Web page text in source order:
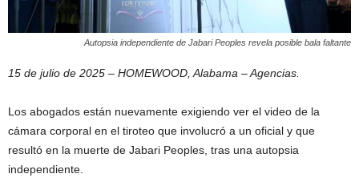
Autopsia independiente de Jabari Peoples revela posible bala faltante
15 de julio de 2025 – HOMEWOOD, Alabama – Agencias.
Los abogados están nuevamente exigiendo ver el video de la
cámara corporal en el tiroteo que involucró a un oficial y que
resultó en la muerte de Jabari Peoples, tras una autopsia
independiente.